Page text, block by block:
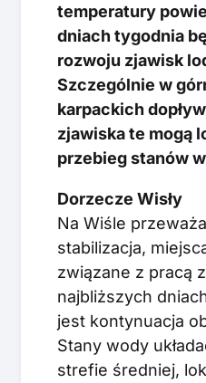
temperatury
dniach tygodnia
rozwoju zjawisk
Szczególnie w
karpackich
zjawiska te mogą
przebieg stanów
Dorzecze Wisły
Na Wiśle
stabilizacja,
związane z pracą
najbliższych
jest kontynuacja
Stany wody
strefie średniej,